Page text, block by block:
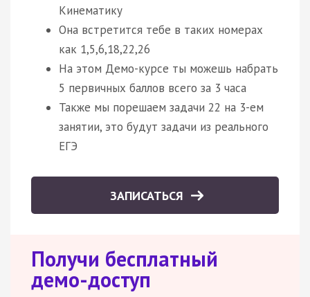
Кинематику
Она встретится тебе в таких номерах
как 1,5,6,18,22,26
На этом Демо-курсе ты можешь набрать
5 первичных баллов всего за 3 часа
Также мы порешаем задачи 22 на 3-ем
занятии, это будут задачи из реального
ЕГЭ
ЗАПИСАТЬСЯ
Получи бесплатный
демо-доступ